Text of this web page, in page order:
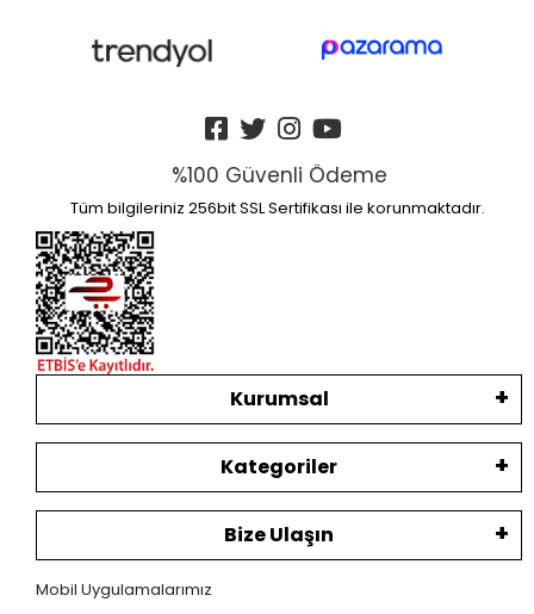
%100 Güvenli Ödeme
Tüm bilgileriniz 256bit SSL Sertifikası ile korunmaktadır.
Kurumsal
Kategoriler
Bize Ulaşın
Mobil Uygulamalarımız